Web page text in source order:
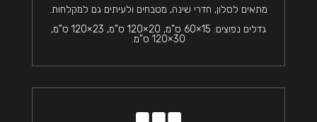
מתאים לסלון, חדרי שינה, מטבחים ולעיתים גם למקלחות.
גדלים נפוצים: 15×60 ס"מ, 20×120 ס"מ, 23×120 ס"מ,
30×120 ס"מ.